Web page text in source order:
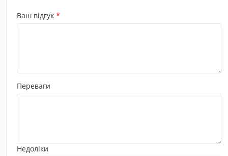
Ваш відгук
Переваги
Недоліки